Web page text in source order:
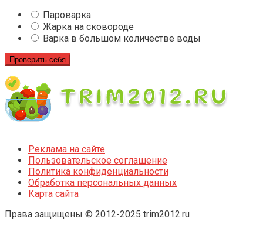
Пароварка
Жарка на сковороде
Варка в большом количестве воды
Проверить себя
Реклама на сайте
Пользовательское соглашение
Политика конфиденциальности
Обработка персональных данных
Карта сайта
Права защищены © 2012-2025 trim2012.ru